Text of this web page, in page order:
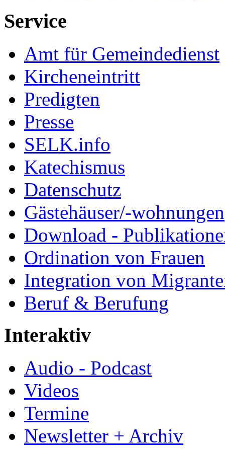
Service
Amt für Gemeindedienst
Kircheneintritt
Predigten
Presse
SELK.info
Katechismus
Datenschutz
Gästehäuser/-wohnungen
Download -
Ordination von Frauen
Integration von
Beruf & Berufung
Interaktiv
Audio - Podcast
Videos
Termine
Newsletter + Archiv